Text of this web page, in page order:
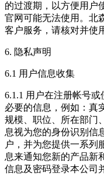
的过渡期，以方便用户
官网可能无法使用。北
客户服务，请核对并使
6. 隐私声明
6.1 用户信息收集
6.1.1 用户在注册帐号
必要的信息，例如：真
规模、职位、所在部门
息视为您的身份识别信
户，并为您提供一系列
息来通知您新的产品新
信息及密码登录本公司